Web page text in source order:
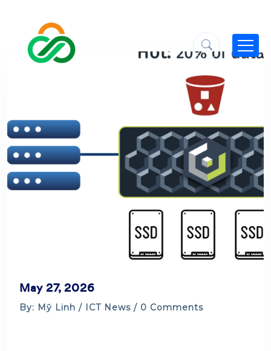
May 27, 2026
By: Mỹ Linh / ICT News / 0 Comments